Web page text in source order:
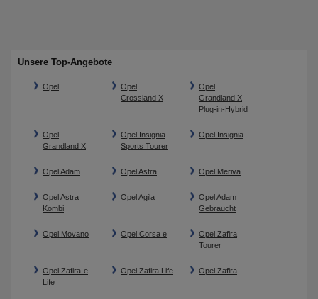
Unsere Top-Angebote
Opel
Opel
Crossland X
Opel
Grandland X
Plug-in-Hybrid
Opel
Grandland X
Opel Insignia
Sports Tourer
Opel Insignia
Opel Adam Opel Astra Opel Meriva
Opel Astra
Kombi
Opel Agila
Opel Adam
Gebraucht
Opel Movano Opel Corsa e
Opel Zafira
Tourer
Opel Zafira-e
Life
Opel Zafira Life Opel Zafira